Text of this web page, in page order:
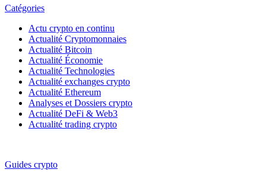
Catégories
Actu crypto en continu
Actualité Cryptomonnaies
Actualité Bitcoin
Actualité Économie
Actualité Technologies
Actualité exchanges crypto
Actualité Ethereum
Analyses et Dossiers crypto
Actualité DeFi & Web3
Actualité trading crypto
Guides crypto